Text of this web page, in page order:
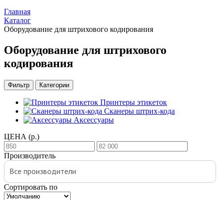
Главная
Каталог
Оборудование для штрихового кодирования
Оборудование для штрихового
кодирования
Фильтр Категории
Принтеры этикеток
Сканеры штрих-кода
Аксессуары
ЦЕНА (р.)
Производитель
Все производители
Сортировать по